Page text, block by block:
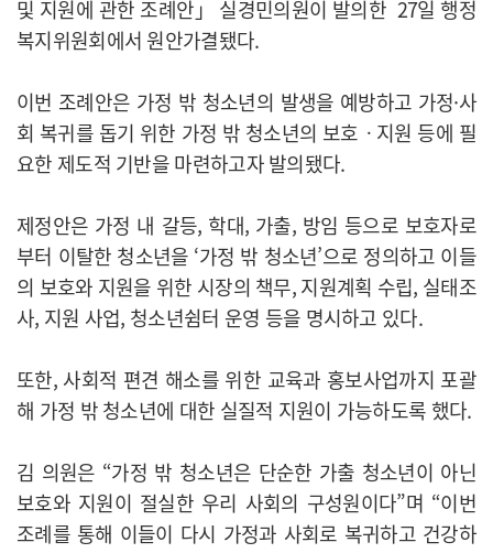
및 지원에 관한 조례안」 실경민의원이 발의한 27일 행정
복지위원회에서 원안가결됐다.
이번 조례안은 가정 밖 청소년의 발생을 예방하고 가정·사
회 복귀를 돕기 위한 가정 밖 청소년의 보호ㆍ지원 등에 필
요한 제도적 기반을 마련하고자 발의됐다.
제정안은 가정 내 갈등, 학대, 가출, 방임 등으로 보호자로
부터 이탈한 청소년을 ‘가정 밖 청소년’으로 정의하고 이들
의 보호와 지원을 위한 시장의 책무, 지원계획 수립, 실태조
사, 지원 사업, 청소년쉼터 운영 등을 명시하고 있다.
또한, 사회적 편견 해소를 위한 교육과 홍보사업까지 포괄
해 가정 밖 청소년에 대한 실질적 지원이 가능하도록 했다.
김 의원은 “가정 밖 청소년은 단순한 가출 청소년이 아닌
보호와 지원이 절실한 우리 사회의 구성원이다”며 “이번
조례를 통해 이들이 다시 가정과 사회로 복귀하고 건강하